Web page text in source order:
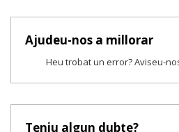
Ajudeu-nos a millorar
Heu trobat un error? Aviseu-
Teniu algun dubte?